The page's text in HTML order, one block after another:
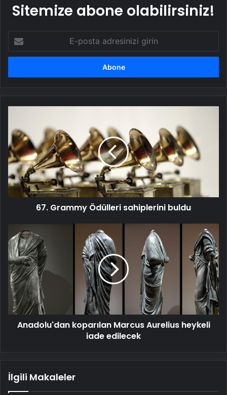
Sitemize abone olabilirsiniz!
posta
adresinizi
Ödülleri
sahiplerini
buldu
67. Grammy Ödülleri sahiplerini buldu
Anadolu'dan
koparılan
Marcus
Aurelius
heykeli
iade
edilecek
Anadolu'dan koparılan Marcus Aurelius heykeli
iade edilecek
İlgili Makaleler